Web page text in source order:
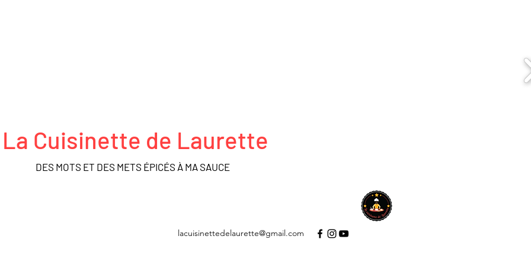
La Cuisinette de Laurette
DES MOTS ET DES METS ÉPICÉS À MA SAUCE
lacuisinettedelaurette@gmail.com